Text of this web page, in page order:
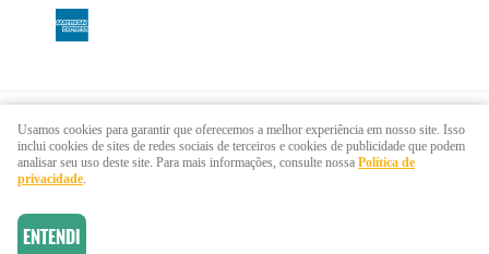
SITE SEGURO
Usamos cookies para garantir que oferecemos a melhor experiência em nosso site. Isso
inclui cookies de sites de redes sociais de terceiros e cookies de publicidade que podem
analisar seu uso deste site. Para mais informações, consulte nossa Política de
privacidade.
ENTENDI